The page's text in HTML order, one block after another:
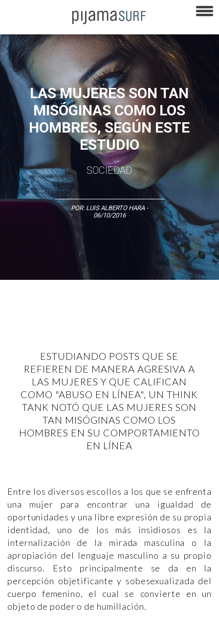
LAS MUJERES SON TAN
MISÓGINAS COMO LOS
HOMBRES, SEGÚN ESTE
ESTUDIO
SOCIEDAD
POR: LUIS ALBERTO HARA-
06/10/2016
ESTUDIANDO POSTS QUE SE
REFIEREN DE MANERA AGRESIVA A
LAS MUJERES Y QUE CALIFICAN
COMO "ABUSO EN LÍNEA", UN THINK
TANK NOTÓ QUE LAS MUJERES SON
TAN MISÓGINAS COMO LOS
HOMBRES EN SU COMPORTAMIENTO
EN LÍNEA
Entre los diversos escollos a los que se enfrenta
una mujer para encontrar una igualdad de
oportunidades y una libre expresión de su propia
identidad, uno de los más insidiosos es la
internalización de la mirada masculina o la
apropiación del lenguaje masculino a su propio
discurso. Esto principalmente se da en la
percepción objetificante y sobesexualizada del
cuerpo femenino, el cual se convierte en un
objeto de poder o de humillación.